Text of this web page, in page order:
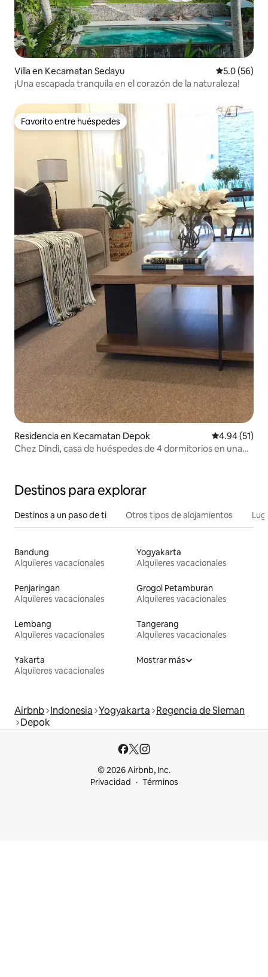
Villa en Kecamatan Sedayu Calificación
5.0 (56)
¡Una escapada tranquila en el corazón de la naturaleza!
Favorito entre huéspedes
Favorito entre huéspedes
Residencia en Kecamatan Depok Calificación
4.94 (51)
Chez Dindi, casa de huéspedes de 4 dormitorios en una
Destinos para explorar
Destinos a un paso de ti Otros tipos de alojamientos
Bandung
Alquileres vacacionales
Yogyakarta
Alquileres vacacionales
Penjaringan
Alquileres vacacionales
Grogol Petamburan
Alquileres vacacionales
Lembang
Alquileres vacacionales
Tangerang
Alquileres vacacionales
Yakarta
Alquileres vacacionales
Mostrar más
Airbnb Indonesia Yogyakarta Regencia de Sleman
Depok
© 2026 Airbnb, Inc.
Privacidad
Términos